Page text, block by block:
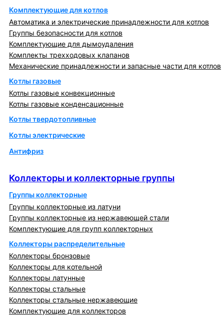
Комплектующие для котлов
Автоматика и электрические принадлежности для котлов
Группы безопасности для котлов
Комплектующие для дымоудаления
Комплекты трехходовых клапанов
Механические принадлежности и запасные части для котлов
Котлы газовые
Котлы газовые конвекционные
Котлы газовые конденсационные
Котлы твердотопливные
Котлы электрические
Антифриз
Коллекторы и коллекторные группы
Группы коллекторные
Группы коллекторные из латуни
Группы коллекторные из нержавеющей стали
Комплектующие для групп коллекторных
Коллекторы распределительные
Коллекторы бронзовые
Коллекторы для котельной
Коллекторы латунные
Коллекторы стальные
Коллекторы стальные нержавеющие
Комплектующие для коллекторов